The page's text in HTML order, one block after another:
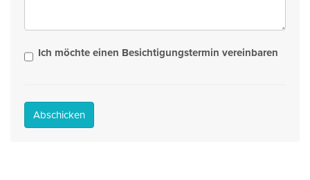
Ich möchte einen Besichtigungstermin vereinbaren
Abschicken